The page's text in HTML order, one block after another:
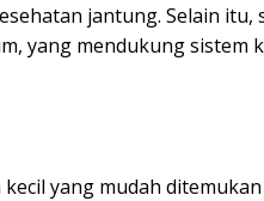
jantung. Selain
yang mendukung sistem
kecil yang mudah